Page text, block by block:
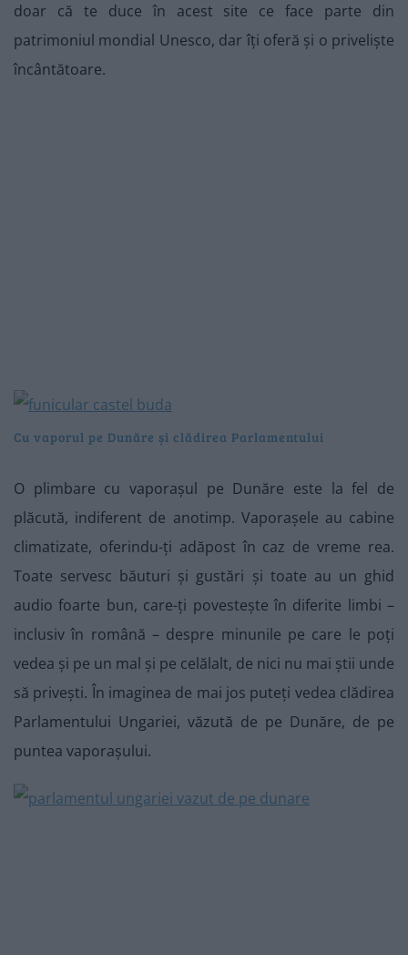
doar că te duce în acest site ce face parte din
patrimoniul mondial Unesco, dar îți oferă și o priveliște
încântătoare.
Cu vaporul pe Dunăre și clădirea Parlamentului
O plimbare cu vaporașul pe Dunăre este la fel de
plăcută, indiferent de anotimp. Vaporașele au cabine
climatizate, oferindu-ți adăpost în caz de vreme rea.
Toate servesc băuturi și gustări și toate au un ghid
audio foarte bun, care-ți povestește în diferite limbi –
inclusiv în română – despre minunile pe care le poți
vedea și pe un mal și pe celălalt, de nici nu mai știi unde
să privești. În imaginea de mai jos puteți vedea clădirea
Parlamentului Ungariei, văzută de pe Dunăre, de pe
puntea vaporașului.